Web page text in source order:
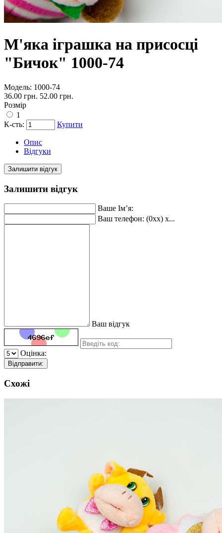
М'яка іграшка на присосці
"Бичок" 1000-74
Модель: 1000-74
36.00 грн. 52.00 грн.
Розмір
1
К-сть:
Купити
Опис
Відгуки
Залишити відгук
Залишити відгук
Ваше Ім’я:
Ваш телефон: (0xx) x...
Ваш відгук
Оцінка:
Відправити:
Схожі